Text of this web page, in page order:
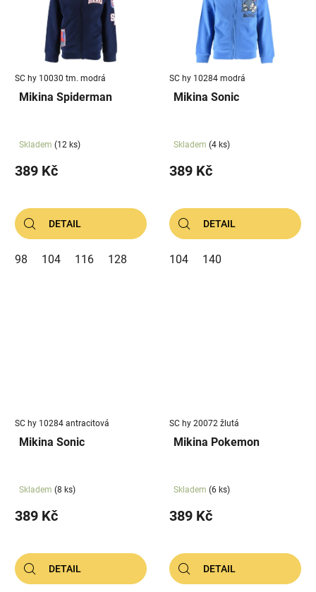
SC hy 10030 tm. modrá
Mikina Spiderman
Skladem (12 ks)
389 Kč
DETAIL
98 104 116 128
SC hy 10284 modrá
Mikina Sonic
Skladem (4 ks)
389 Kč
DETAIL
104 140
SC hy 10284 antracitová
Mikina Sonic
Skladem (8 ks)
389 Kč
DETAIL
SC hy 20072 žlutá
Mikina Pokemon
Skladem (6 ks)
389 Kč
DETAIL